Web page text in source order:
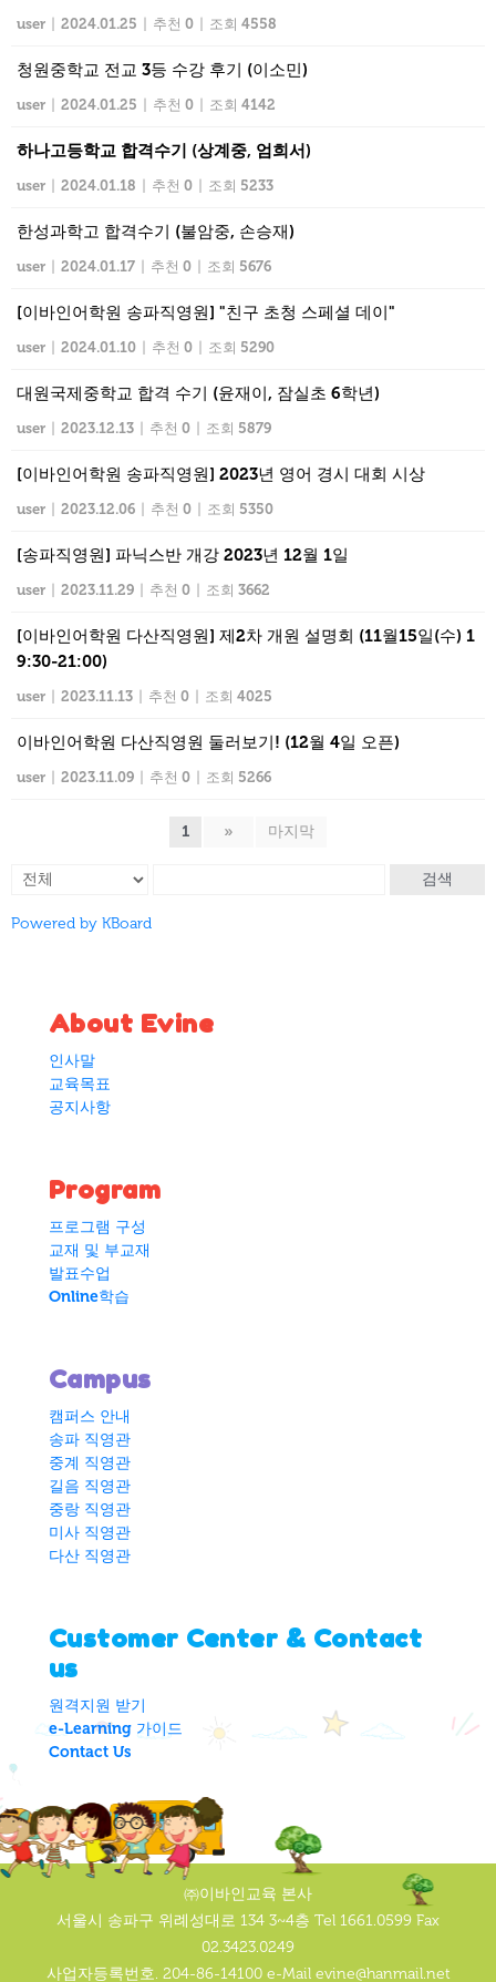
user | 2024.01.25 | 추천 0 | 조회 4558
청원중학교 전교 3등 수강 후기 (이소민)
user | 2024.01.25 | 추천 0 | 조회 4142
하나고등학교 합격수기 (상계중, 엄희서)
user | 2024.01.18 | 추천 0 | 조회 5233
한성과학고 합격수기 (불암중, 손승재)
user | 2024.01.17 | 추천 0 | 조회 5676
[이바인어학원 송파직영원] "친구 초청 스페셜 데이"
user | 2024.01.10 | 추천 0 | 조회 5290
대원국제중학교 합격 수기 (윤재이, 잠실초 6학년)
user | 2023.12.13 | 추천 0 | 조회 5879
[이바인어학원 송파직영원] 2023년 영어 경시 대회 시상
user | 2023.12.06 | 추천 0 | 조회 5350
[송파직영원] 파닉스반 개강 2023년 12월 1일
user | 2023.11.29 | 추천 0 | 조회 3662
[이바인어학원 다산직영원] 제2차 개원 설명회 (11월15일(수) 1
9:30-21:00)
user | 2023.11.13 | 추천 0 | 조회 4025
이바인어학원 다산직영원 둘러보기! (12월 4일 오픈)
user | 2023.11.09 | 추천 0 | 조회 5266
1 » 마지막
검색
Powered by KBoard
About Evine
인사말
교육목표
공지사항
Program
프로그램 구성
교재 및 부교재
발표수업
Online학습
Campus
캠퍼스 안내
송파 직영관
중계 직영관
길음 직영관
중랑 직영관
미사 직영관
다산 직영관
Customer Center & Contact
us
원격지원 받기
e-Learning 가이드
Contact Us
㈜이바인교육 본사
서울시 송파구 위례성대로 134 3~4층 Tel 1661.0599 Fax
02.3423.0249
사업자등록번호. 204-86-14100 e-Mail evine@hanmail.net